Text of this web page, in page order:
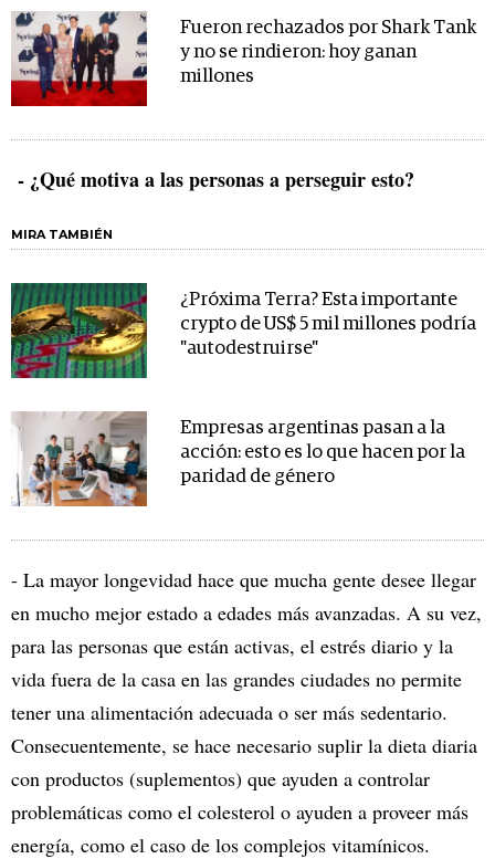
Fueron rechazados por Shark Tank
y no se rindieron: hoy ganan
millones
- ¿Qué motiva a las personas a perseguir esto?
MIRA TAMBIÉN
¿Próxima Terra? Esta importante
crypto de US$ 5 mil millones podría
"autodestruirse"
Empresas argentinas pasan a la
acción: esto es lo que hacen por la
paridad de género
- La mayor longevidad hace que mucha gente desee llegar
en mucho mejor estado a edades más avanzadas. A su vez,
para las personas que están activas, el estrés diario y la
vida fuera de la casa en las grandes ciudades no permite
tener una alimentación adecuada o ser más sedentario.
Consecuentemente, se hace necesario suplir la dieta diaria
con productos (suplementos) que ayuden a controlar
problemáticas como el colesterol o ayuden a proveer más
energía, como el caso de los complejos vitamínicos.